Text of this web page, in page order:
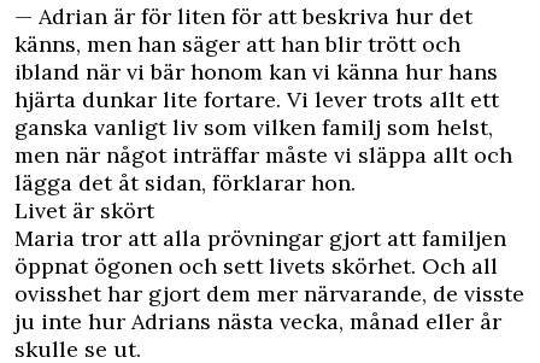
— Adrian är för liten för att beskriva hur det
känns, men han säger att han blir trött och
ibland när vi bär honom kan vi känna hur hans
hjärta dunkar lite fortare. Vi lever trots allt ett
ganska vanligt liv som vilken familj som helst,
men när något inträffar måste vi släppa allt och
lägga det åt sidan, förklarar hon.
Livet är skört
Maria tror att alla prövningar gjort att familjen
öppnat ögonen och sett livets skörhet. Och all
ovisshet har gjort dem mer närvarande, de visste
ju inte hur Adrians nästa vecka, månad eller år
skulle se ut.